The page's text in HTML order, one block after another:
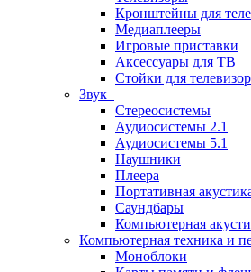
Кронштейны для
Медиаплееры
Игровые приставки
Аксессуары для ТВ
Стойки для
Звук
Стереосистемы
Аудиосистемы 2.1
Аудиосистемы 5.1
Наушники
Плеера
Портативная
Саундбары
Компьютерная
Компьютерная техника и
Моноблоки